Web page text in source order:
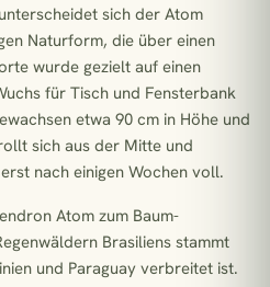
sich der Atom
Naturform, die über einen
wurde gezielt auf einen
für Tisch und Fensterbank
etwa 90 cm in Höhe und
sich aus der Mitte und
nach einigen Wochen voll.
Atom zum Baum-
Brasiliens stammt
und Paraguay verbreitet ist.